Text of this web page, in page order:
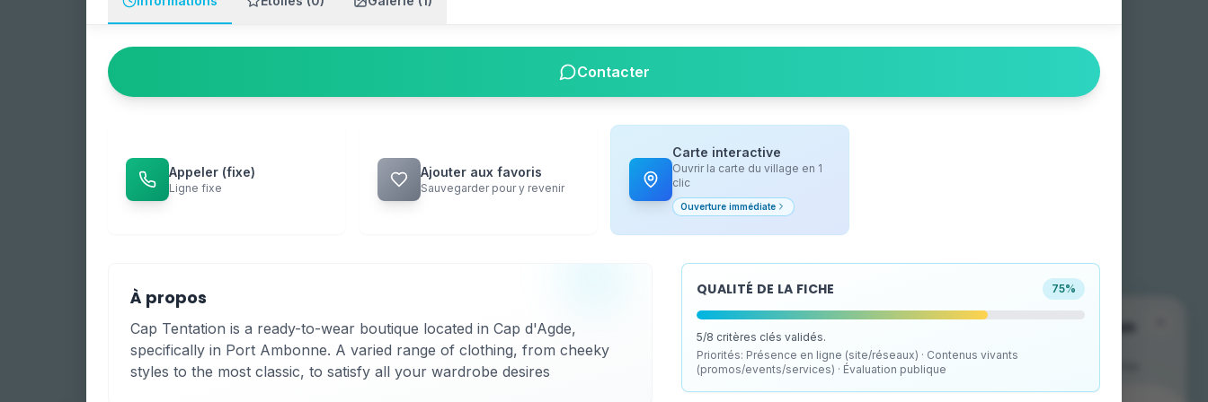
The mobile app is available on
your store!
Download it for free on your store to find the
Contacter
Appeler (fixe)
Ligne fixe
Ajouter aux favoris
Sauvegarder pour y revenir
Carte interactive
Ouvrir la carte du village en 1
clic
Ouverture immédiate
À propos
Cap Tentation is a ready-to-wear boutique located in Cap d'Agde,
specifically in Port Ambonne. A varied range of clothing, from cheeky
styles to the most classic, to satisfy all your wardrobe desires
QUALITÉ DE LA FICHE 75%
5/8 critères clés validés.
Priorités: Présence en ligne (site/réseaux) · Contenus vivants
(promos/events/services) · Évaluation publique